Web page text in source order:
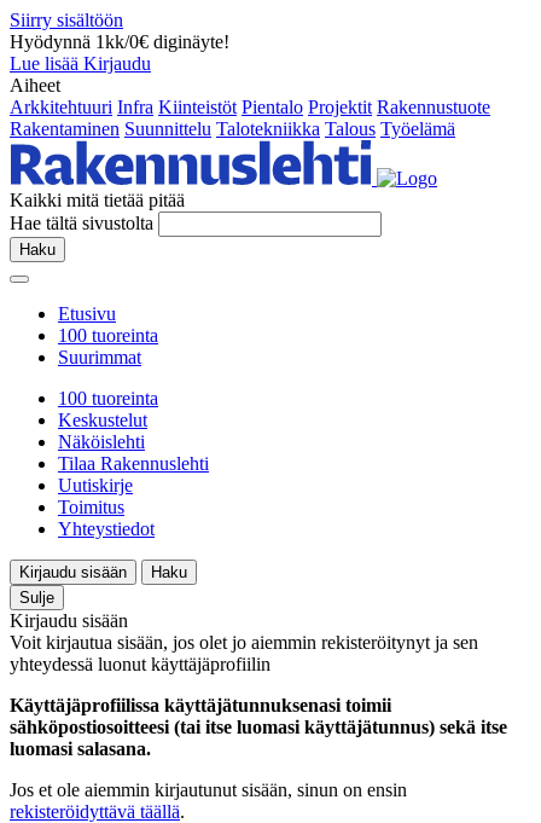
Siirry sisältöön
Hyödynnä 1kk/0€ diginäyte!
Lue lisää Kirjaudu
Aiheet
Arkkitehtuuri Infra Kiinteistöt Pientalo Projektit Rakennustuote
Rakentaminen Suunnittelu Talotekniikka Talous Työelämä
Kaikki mitä tietää pitää
Hae tältä sivustolta
Haku
Etusivu
100 tuoreinta
Suurimmat
100 tuoreinta
Keskustelut
Näköislehti
Tilaa Rakennuslehti
Uutiskirje
Toimitus
Yhteystiedot
Kirjaudu sisään
Haku
Sulje
Kirjaudu sisään
Voit kirjautua sisään, jos olet jo aiemmin rekisteröitynyt ja sen
yhteydessä luonut käyttäjäprofiilin
Käyttäjäprofiilissa käyttäjätunnuksenasi toimii
sähköpostiosoitteesi (tai itse luomasi käyttäjätunnus) sekä itse
luomasi salasana.
Jos et ole aiemmin kirjautunut sisään, sinun on ensin
rekisteröidyttävä täällä.